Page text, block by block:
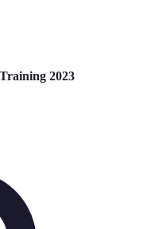
2023